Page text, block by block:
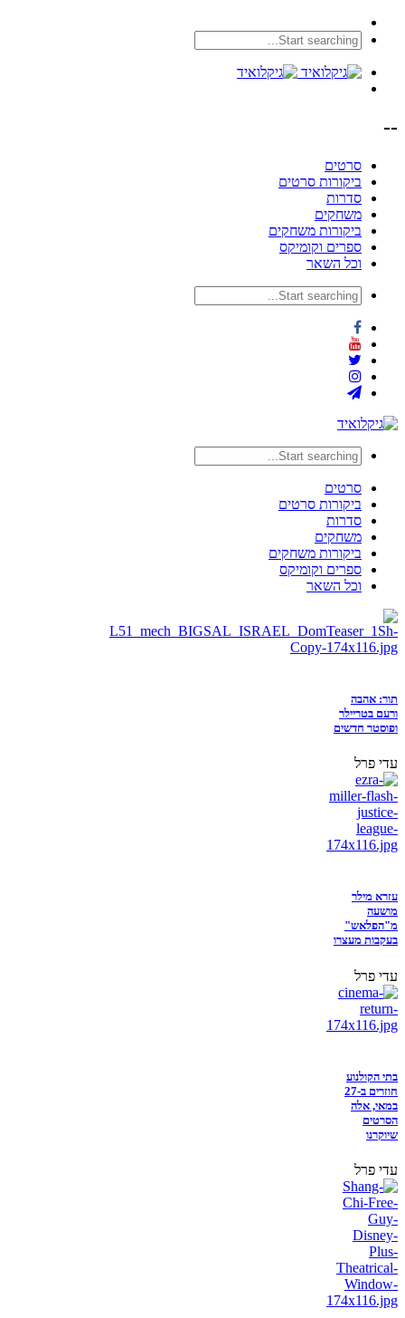
--
סרטים
ביקורות סרטים
סדרות
משחקים
ביקורות משחקים
ספרים וקומיקס
וכל השאר
סרטים
ביקורות סרטים
סדרות
משחקים
ביקורות משחקים
ספרים וקומיקס
וכל השאר
תור: אהבה
ורעם בטריילר
ופוסטר חדשים
עדי פרל
עזרא מילר
מושעה
מ"הפלאש"
בעקבות מעצרו
עדי פרל
בתי הקולנוע
חוזרים ב-27
במאי, אלה
הסרטים
שיוקרנו
עדי פרל